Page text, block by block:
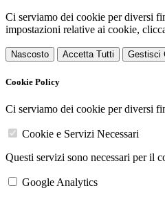
Ci serviamo dei cookie per diversi
impostazioni relative ai cookie,
Nascosto Accetta Tutti Gestisci
Cookie Policy
Ci serviamo dei cookie per diversi
Cookie e Servizi Necessari
Questi servizi sono necessari per il
Google Analytics